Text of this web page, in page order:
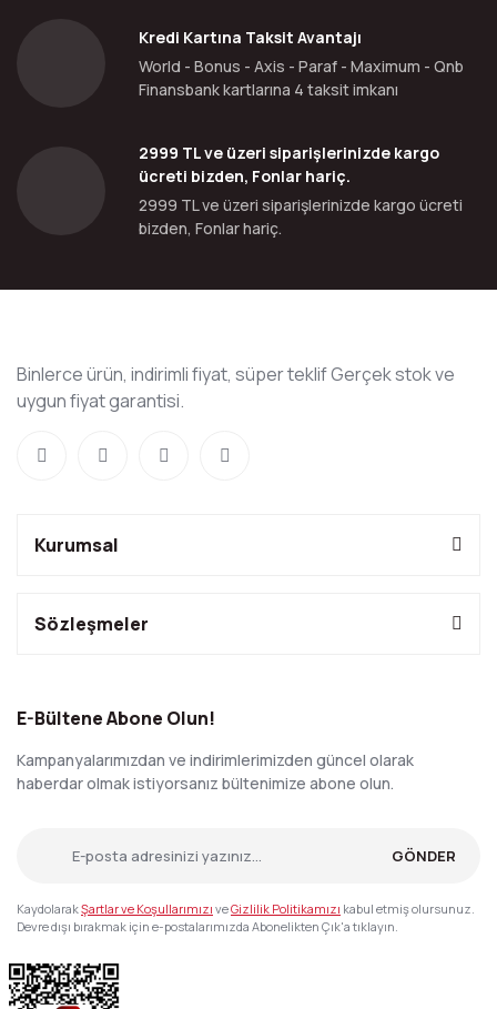
Kredi Kartına Taksit Avantajı
World - Bonus - Axis - Paraf - Maximum - Qnb
Finansbank kartlarına 4 taksit imkanı
2999 TL ve üzeri siparişlerinizde kargo
ücreti bizden, Fonlar hariç.
2999 TL ve üzeri siparişlerinizde kargo ücreti
bizden, Fonlar hariç.
Binlerce ürün, indirimli fiyat, süper teklif Gerçek stok ve
uygun fiyat garantisi.
Kurumsal
Sözleşmeler
E-Bültene Abone Olun!
Kampanyalarımızdan ve indirimlerimizden güncel olarak
haberdar olmak istiyorsanız bültenimize abone olun.
GÖNDER
KaydolarakŞartlar ve Koşullarımızı veGizlilik Politikamızı kabul etmiş olursunuz.
Devre dışı bırakmak için e-postalarımızda Abonelikten Çık'a tıklayın.